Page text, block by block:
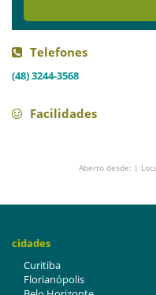
Telefones
(48) 3244-3568
Facilidades
Aberto desde: |
cidades
Curitiba
Florianópolis